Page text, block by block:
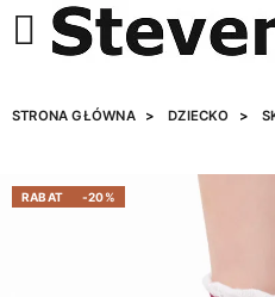
STRONA GŁÓWNA DZIECKO
RABAT -20%